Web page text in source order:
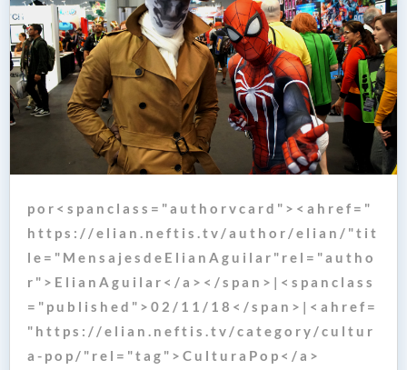
p o r < s p a n c l a s s = " a u t h o r v c a r d " > < a h r e f = "
h t t p s : / / e l i a n . n e f t i s . t v / a u t h o r / e l i a n / " t i t
l e = " M e n s a j e s d e E l i a n A g u i l a r " r e l = " a u t h o
r " > E l i a n A g u i l a r < / a > < / s p a n > | < s p a n c l a s s
= " p u b l i s h e d " > 0 2 / 1 1 / 1 8 < / s p a n > | < a h r e f =
" h t t p s : / / e l i a n . n e f t i s . t v / c a t e g o r y / c u l t u r
a - p o p / " r e l = " t a g " > C u l t u r a P o p < / a >